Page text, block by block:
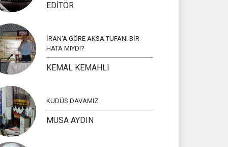
EDİTÖR
İRAN'A GÖRE AKSA TUFANI BİR
HATA MIYDI?
KEMAL KEMAHLI
KUDÜS DAVAMIZ
MUSA AYDIN